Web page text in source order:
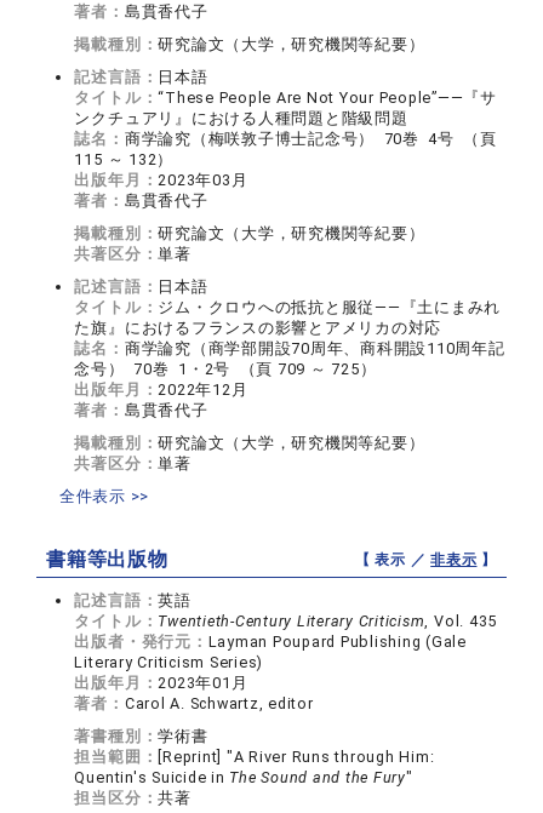
著者： 島貫香代子
掲載種別：研究論文（大学，研究機関等紀要）
記述言語： 日本語
タイトル：“These People Are Not Your People”――『サ
ンクチュアリ』における人種問題と階級問題
誌名： 商学論究（梅咲敦子博士記念号） 70巻 4号 （頁
115 ～ 132）
出版年月：2023年03月
著者： 島貫香代子
掲載種別：研究論文（大学，研究機関等紀要）
共著区分：単著
記述言語： 日本語
タイトル： ジム・クロウへの抵抗と服従――『土にまみれ
た旗』におけるフランスの影響とアメリカの対応
誌名： 商学論究（商学部開設70周年、商科開設110周年記
念号） 70巻 1・2号 （頁 709 ～ 725）
出版年月：2022年12月
著者： 島貫香代子
掲載種別：研究論文（大学，研究機関等紀要）
共著区分：単著
全件表示 >>
書籍等出版物 【 表示 ／非表示 】
記述言語：英語
タイトル： Twentieth-Century Literary Criticism, Vol. 435
出版者・発行元： Layman Poupard Publishing (Gale
Literary Criticism Series)
出版年月：2023年01月
著者： Carol A. Schwartz, editor
著書種別：学術書
担当範囲： [Reprint] "A River Runs through Him:
Quentin's Suicide in The Sound and the Fury"
担当区分：共著